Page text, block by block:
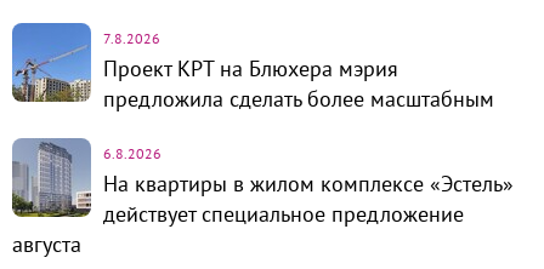
7.8.2026
Проект КРТ на Блюхера мэрия
предложила сделать более масштабным
6.8.2026
На квартиры в жилом комплексе «Эстель»
действует специальное предложение
августа